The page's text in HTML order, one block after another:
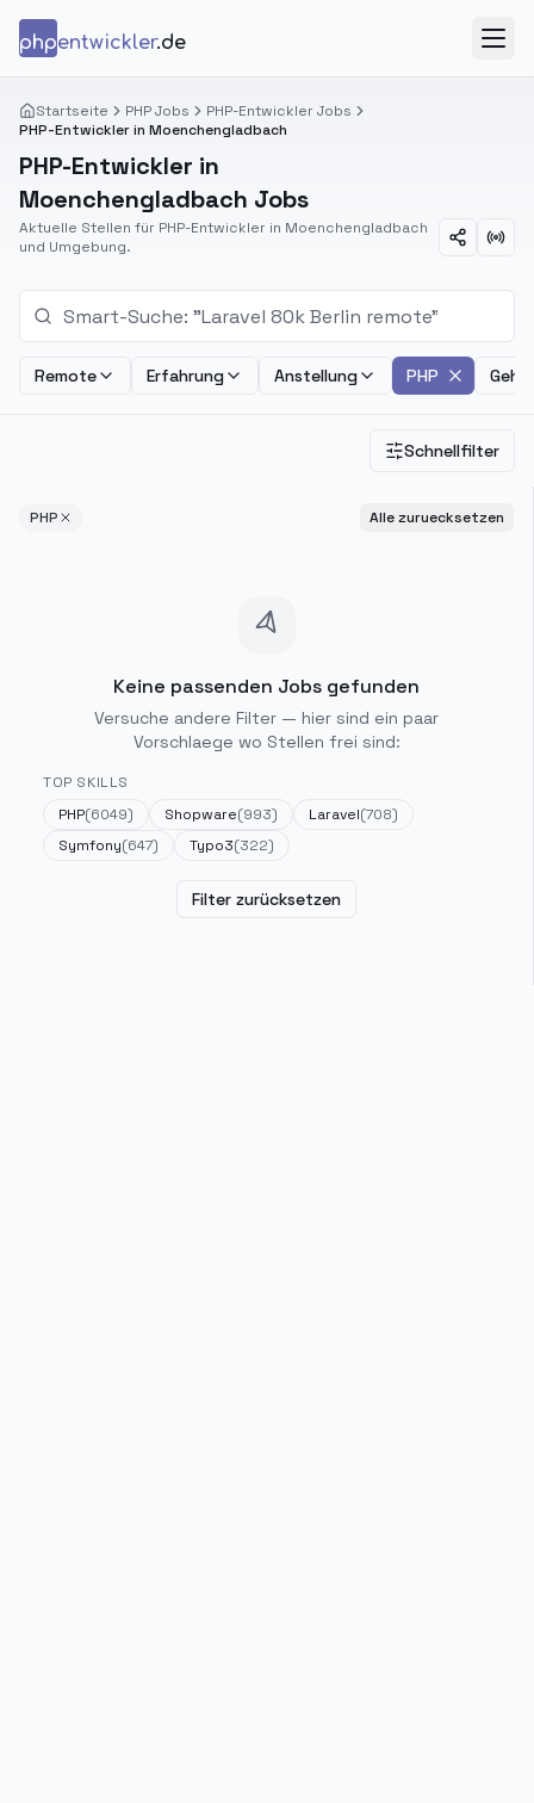
phpentwickler.de
Startseite PHP Jobs
PHP-Entwickler Jobs
PHP-Entwickler in Moenchengladbach
PHP-Entwickler in
Moenchengladbach Jobs
Aktuelle Stellen für PHP-Entwickler in Moenchengladbach
und Umgebung.
Remote Erfahrung Anstellung PHP
Schnellfilter
PHP Alle zuruecksetzen
Keine passenden Jobs gefunden
Versuche andere Filter — hier sind ein paar
Vorschlaege wo Stellen frei sind:
TOP SKILLS
PHP(6049) Shopware(993) Laravel(708)
Symfony(647) Typo3(322)
Filter zurücksetzen